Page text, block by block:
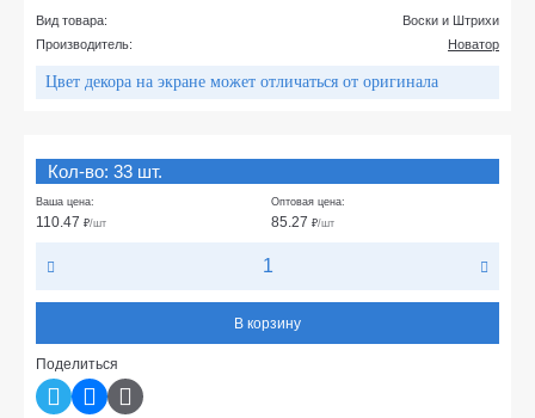
Вид товара:
Воски и Штрихи
Производитель:
Новатор
Цвет декора на экране может отличаться от оригинала
Кол-во: 33 шт.
Ваша цена:
110.47 ₽/шт
Оптовая цена:
85.27 ₽/шт
В корзину
Поделиться